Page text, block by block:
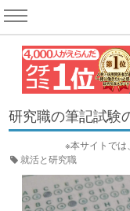
研究職の筆記試験
※本サイトでは
就活と研究職